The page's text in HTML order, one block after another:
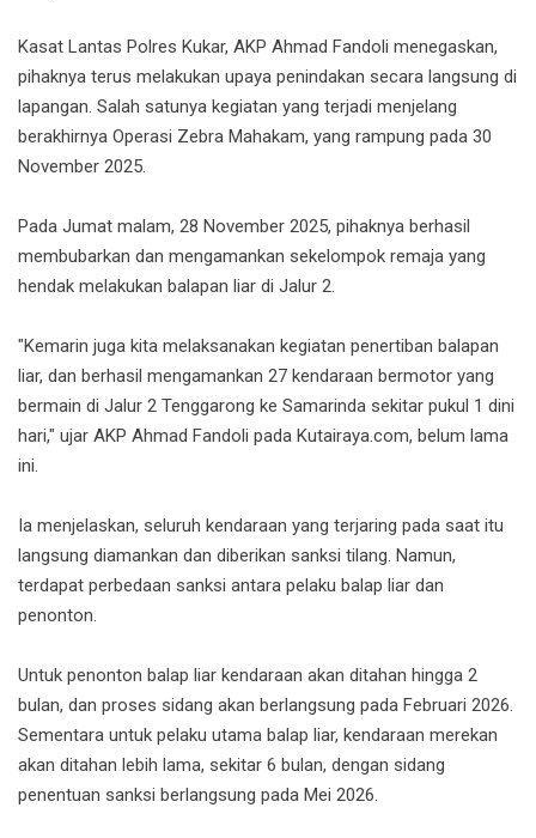
Kasat Lantas Polres Kukar, AKP Ahmad Fandoli menegaskan,
pihaknya terus melakukan upaya penindakan secara langsung di
lapangan. Salah satunya kegiatan yang terjadi menjelang
berakhirnya Operasi Zebra Mahakam, yang rampung pada 30
November 2025.
Pada Jumat malam, 28 November 2025, pihaknya berhasil
membubarkan dan mengamankan sekelompok remaja yang
hendak melakukan balapan liar di Jalur 2.
"Kemarin juga kita melaksanakan kegiatan penertiban balapan
liar, dan berhasil mengamankan 27 kendaraan bermotor yang
bermain di Jalur 2 Tenggarong ke Samarinda sekitar pukul 1 dini
hari," ujar AKP Ahmad Fandoli pada Kutairaya.com, belum lama
ini.
Ia menjelaskan, seluruh kendaraan yang terjaring pada saat itu
langsung diamankan dan diberikan sanksi tilang. Namun,
terdapat perbedaan sanksi antara pelaku balap liar dan
penonton.
Untuk penonton balap liar kendaraan akan ditahan hingga 2
bulan, dan proses sidang akan berlangsung pada Februari 2026.
Sementara untuk pelaku utama balap liar, kendaraan merekan
akan ditahan lebih lama, sekitar 6 bulan, dengan sidang
penentuan sanksi berlangsung pada Mei 2026.